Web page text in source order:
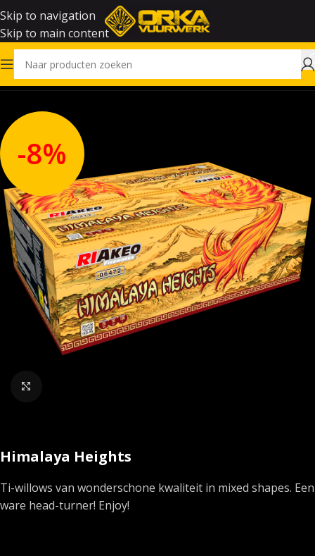
Skip to navigation
Skip to main content
Home Vuurwerk
-8%
Himalaya Heights
Ti-willows van wonderschone kwaliteit in mixed shapes. Een
ware head-turner! Enjoy!